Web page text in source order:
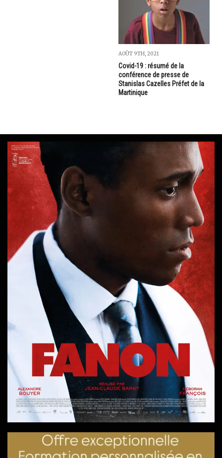
AOÛT 9TH, 2021
Covid-19 : résumé de la
conférence de presse de
Stanislas Cazelles Préfet de la
Martinique